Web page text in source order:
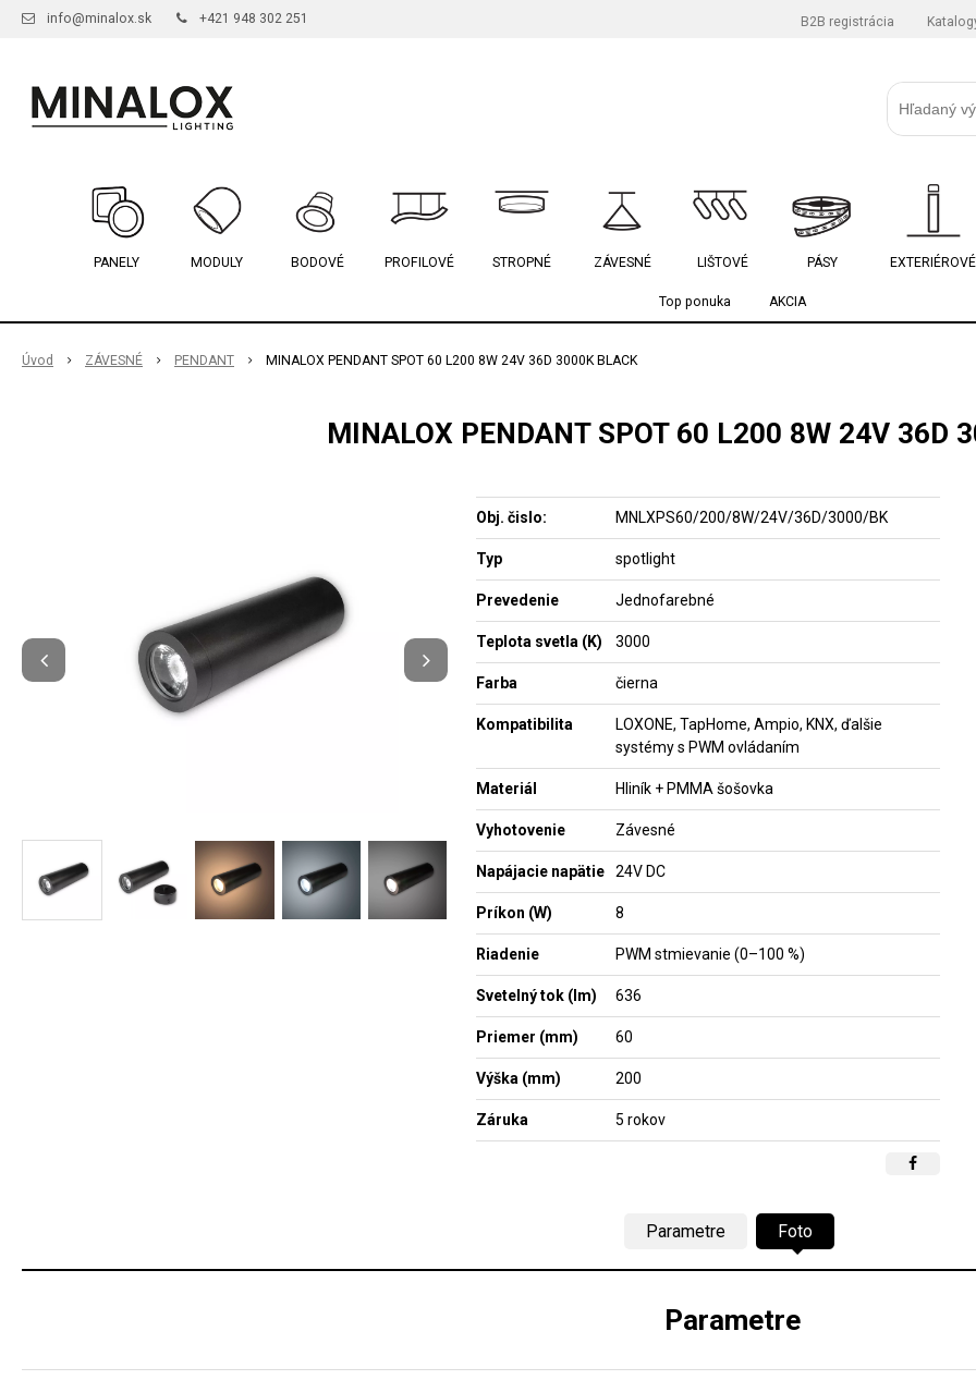
info@minalox.sk +421 948 302 251 B2B registrácia
PANELY MODULY BODOVÉ PROFILOVÉ STROPNÉ ZÁVESNÉ LIŠTOVÉ PÁSY EXTERIÉROVÉ
Top ponuka AKCIA
Úvod ZÁVESNÉ PENDANT MINALOX PENDANT SPOT 60 L200 8W 24V 36D 3000K BLACK
MINALOX PENDANT SPOT 60 L200 8W 24V 36D
Obj. čislo: MNLXPS60/200/8W/24V/36D/3000/BK
Typ spotlight
Prevedenie Jednofarebné
Teplota svetla (K) 3000
Farba čierna
Kompatibilita
LOXONE, TapHome, Ampio, KNX, ďalšie
systémy s PWM ovládaním
Materiál Hliník + PMMA šošovka
Vyhotovenie Závesné
Napájacie napätie 24V DC
Príkon (W) 8
Riadenie PWM stmievanie (0–100 %)
Svetelný tok (lm) 636
Priemer (mm) 60
Výška (mm) 200
Záruka 5 rokov
Parametre Foto
Parametre